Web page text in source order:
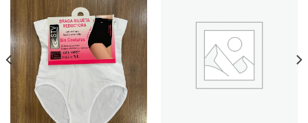
lista de
deseos